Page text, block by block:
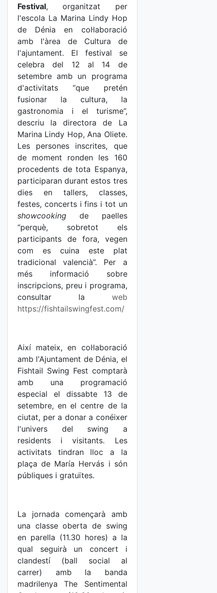
Festival, organitzat per
l'escola La Marina Lindy Hop
de Dénia en col·laboració
amb l'àrea de Cultura de
l'ajuntament. El festival se
celebra del 12 al 14 de
setembre amb un programa
d'activitats “que pretén
fusionar la cultura, la
gastronomia i el turisme”,
descriu la directora de La
Marina Lindy Hop, Ana Oliete.
Les persones inscrites, que
de moment ronden les 160
procedents de tota Espanya,
participaran durant estos tres
dies en tallers, classes,
festes, concerts i fins i tot un
showcooking de paelles
“perquè, sobretot els
participants de fora, vegen
com es cuina este plat
tradicional valencià”. Per a
més informació sobre
inscripcions, preu i programa,
consultar la web
https://fishtailswingfest.com/
Així mateix, en col·laboració
amb l'Ajuntament de Dénia, el
Fishtail Swing Fest comptarà
amb una programació
especial el dissabte 13 de
setembre, en el centre de la
ciutat, per a donar a conéixer
l'univers del swing a
residents i visitants. Les
activitats tindran lloc a la
plaça de María Hervás i són
públiques i gratuïtes.
La jornada començarà amb
una classe oberta de swing
en parella (11.30 hores) a la
qual seguirà un concert i
clandestí (ball social al
carrer) amb la banda
madrilenya The Sentimental